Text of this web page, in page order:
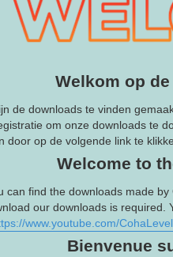
Welkom op de
de downloads te vinden
om onze downloads te
door op de volgende link te
Welcome to
can find the downloads made
our downloads is
www.youtube.com/
Bienvenue